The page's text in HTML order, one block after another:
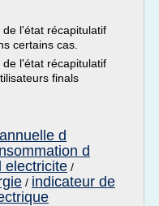
l'état récapitulatif
certains cas.
l'état récapitulatif
finals
d
d
electricite /
/ indicateur de